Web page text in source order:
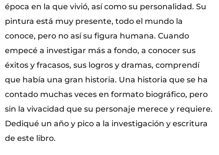
época en la que vivió, así como su personalidad. Su
pintura está muy presente, todo el mundo la
conoce, pero no así su figura humana. Cuando
empecé a investigar más a fondo, a conocer sus
éxitos y fracasos, sus logros y dramas, comprendí
que había una gran historia. Una historia que se ha
contado muchas veces en formato biográfico, pero
sin la vivacidad que su personaje merece y requiere.
Dediqué un año y pico a la investigación y escritura
de este libro.